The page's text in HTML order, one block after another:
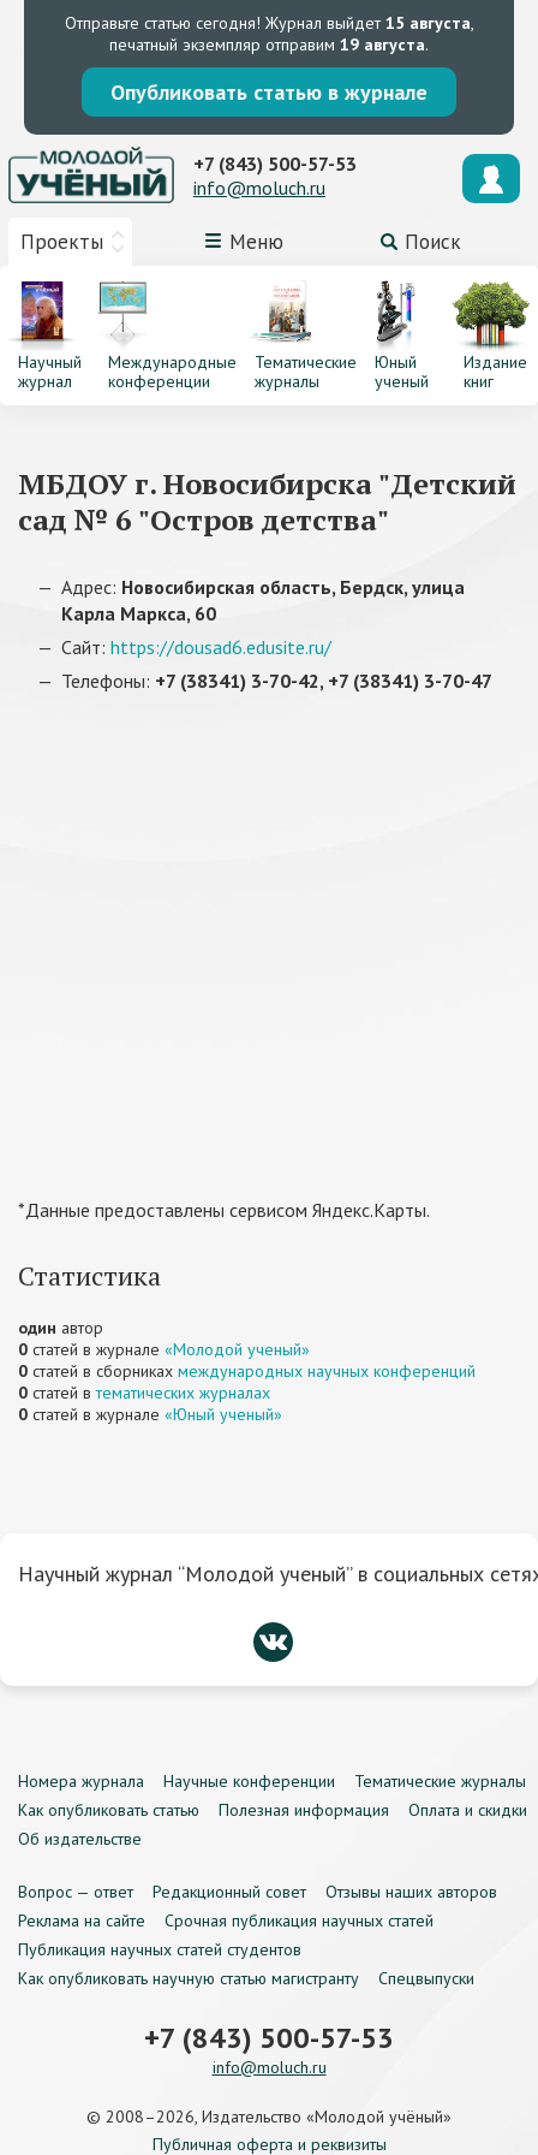
Отправьте статью сегодня! Журнал выйдет15 августа,
печатный экземпляр отправим 19 августа.
Опубликовать статью в журнале
Проекты Меню Поиск
+7 (843) 500-57-53
info@moluch.ru
Научный
журнал
Международные
конференции
Тематические
журналы
Юный
ученый
Издание
книг
МБДОУ г. Новосибирска "Детский
сад № 6 "Остров детства"
Адрес: Новосибирская область, Бердск, улица
Карла Маркса, 60
Сайт: https://dousad6.edusite.ru/
Телефоны: +7 (38341) 3-70-42, +7 (38341) 3-70-47
*Данные предоставлены сервисом Яндекс.Карты.
Статистика
один автор
0 статей в журнале «Молодой ученый»
0 статей в сборниках международных научных конференций
0 статей втематических журналах
0 статей в журнале «Юный ученый»
Научный журнал “Молодой ученый” в социальных
Номера журнала Научные конференции
Тематические журналы
Как опубликовать статью
Полезная информация
Оплата и скидки
Об издательстве
Вопрос — ответ Редакционный совет
Отзывы наших авторов
Реклама на сайте
Срочная публикация научных статей
Публикация научных статей студентов
Как опубликовать научную статью магистранту
Спецвыпуски
+7 (843) 500-57-53
info@moluch.ru
© 2008–2026, Издательство «Молодой учёный»
Публичная оферта и реквизиты